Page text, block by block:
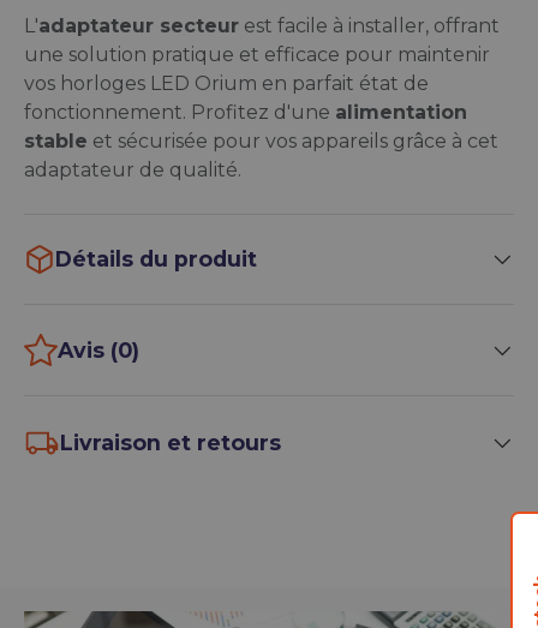
L'adaptateur secteur est facile à installer, offrant
une solution pratique et efficace pour maintenir
vos horloges LED Orium en parfait état de
fonctionnement. Profitez d'une alimentation
stable et sécurisée pour vos appareils grâce à cet
adaptateur de qualité.
Détails du produit
Avis (0)
Livraison et retours